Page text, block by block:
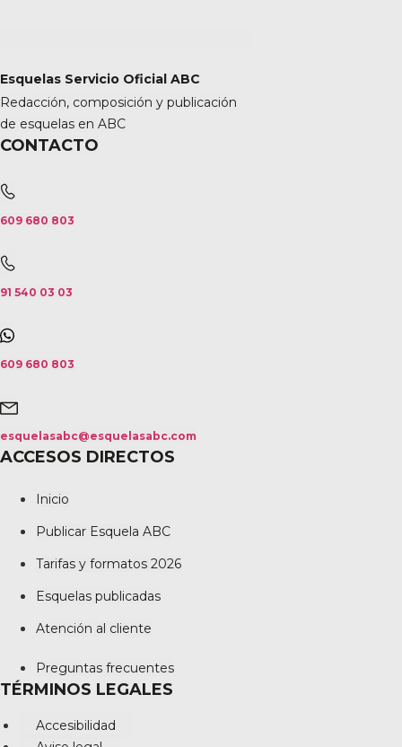
Esquelas Servicio Oficial ABC
Redacción, composición y publicación
de esquelas en ABC
CONTACTO
609 680 803
91 540 03 03
609 680 803
esquelasabc@esquelasabc.com
ACCESOS DIRECTOS
Inicio
Publicar Esquela ABC
Tarifas y formatos 2026
Esquelas publicadas
Atención al cliente
Preguntas frecuentes
TÉRMINOS LEGALES
Accesibilidad